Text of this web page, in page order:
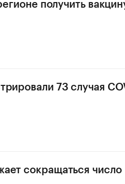
получить
73 случая
сокращаться число